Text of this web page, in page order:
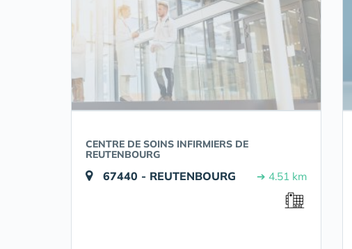
CENTRE DE SOINS INFIRMIERS DE
REUTENBOURG
67440 - REUTENBOURG ➔ 4.51 km